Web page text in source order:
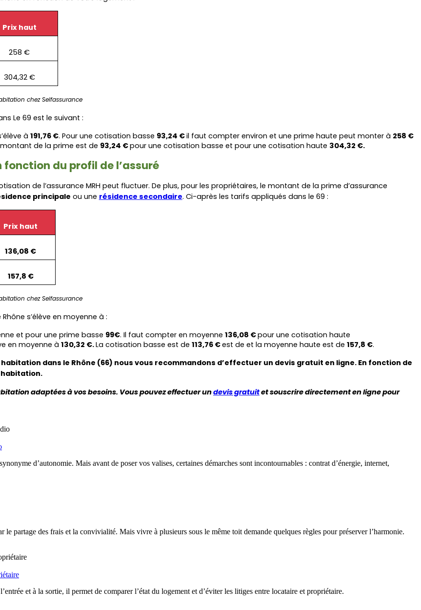
Prix haut
258 €
304,32 €
chez Selfassurance
Le 69 est le suivant :
à 191,76 €. Pour une cotisation basse 93,24 € il faut compter environ et une prime haute peut monter à 258 €
montant de la prime est de 93,24 € pour une cotisation basse et pour une cotisation haute 304,32 €.
du profil de l’assuré
de l’assurance MRH peut fluctuer. De plus, pour les propriétaires, le montant de la prime d’assurance
principale ou une résidence secondaire. Ci-après les tarifs appliqués dans le 69 :
Prix haut
136,08 €
157,8 €
chez Selfassurance
s’élève en moyenne à :
et pour une prime basse 99€. Il faut compter en moyenne 136,08 € pour une cotisation haute
en moyenne à 130,32 €. La cotisation basse est de 113,76 € est de et la moyenne haute est de 157,8 €.
dans le Rhône (66) nous vous recommandons d’effectuer un devis gratuit en ligne. En fonction de
habitation.
adaptées à vos besoins. Vous pouvez effectuer un devis gratuit et souscrire directement en ligne pour
d’autonomie. Mais avant de poser vos valises, certaines démarches sont incontournables : contrat d’énergie, internet,
le partage des frais et la convivialité. Mais vivre à plusieurs sous le même toit demande quelques règles pour préserver l’harmonie.
et à la sortie, il permet de comparer l’état du logement et d’éviter les litiges entre locataire et propriétaire.